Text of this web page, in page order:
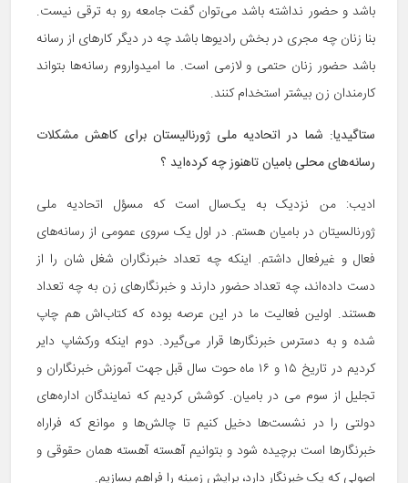
باشد و حضور نداشته باشد می‌توان گفت جامعه رو به ترقی نیست.
بنا زنان چه مجری در بخش رادیوها باشد چه در دیگر کارهای از رسانه
باشد حضور زنان حتمی و لازمی است. ما امیدواروم رسانه‌ها بتواند
کارمندان زن بیشتر استخدام کنند.
ستاگیدیا: شما در اتحادیه ملی ژورنالیستان برای کاهش مشکلات
رسانه‌های محلی بامیان تاهنوز چه کرده‌اید ؟
ادیب: من نزدیک به یک‌سال است که مسؤل اتحادیه ملی
ژورنالسیتان در بامیان هستم. در اول یک سروی عمومی از رسانه‌های
فعال و غیرفعال داشتم. اینکه چه تعداد خبرنگاران شغل شان را از
دست داده‌اند، چه تعداد حضور دارند و خبرنگارهای زن به چه تعداد
هستند. اولین فعالیت ما در این عرصه بوده که کتاب‌اش هم چاپ
شده و به دسترس خبرنگارها قرار می‌گیرد. دوم اینکه ورکشاپ دایر
کردیم در تاریخ ۱۵ و ۱۶ ماه حوت سال قبل جهت آموزش خبرنگاران و
تجلیل از سوم می در بامیان. کوشش کردیم که نمایندگان اداره‌های
دولتی را در نشست‌ها دخیل کنیم تا چالش‌ها و موانع‌ که فرا‌راه
خبرنگارها است برچیده شود و بتوانیم آهسته آهسته همان حقوقی و
اصولی که یک خبرنگار دارد، برایش زمینه را فراهم بسازیم.